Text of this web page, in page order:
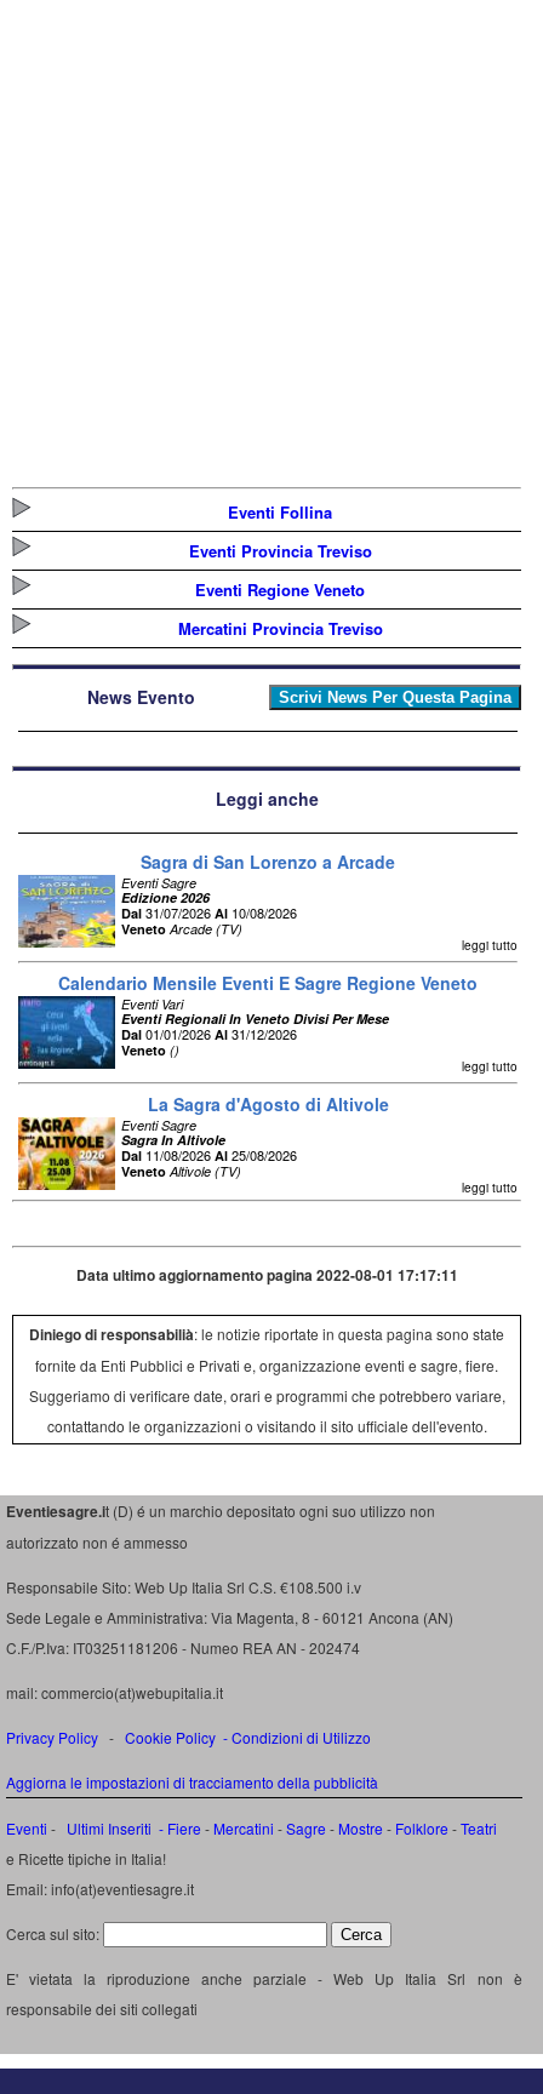
Eventi Follina
Eventi Provincia Treviso
Eventi Regione Veneto
Mercatini Provincia Treviso
News Evento
Leggi anche
Sagra di San Lorenzo a Arcade
Eventi Sagre
Edizione 2026
Dal 31/07/2026 Al 10/08/2026
Veneto Arcade (TV)
leggi tutto
Calendario Mensile Eventi E Sagre Regione Veneto
Eventi Vari
Eventi Regionali In Veneto Divisi Per Mese
Dal 01/01/2026 Al 31/12/2026
Veneto ()
leggi tutto
La Sagra d'Agosto di Altivole
Eventi Sagre
Sagra In Altivole
Dal 11/08/2026 Al 25/08/2026
Veneto Altivole (TV)
leggi tutto
Data ultimo aggiornamento pagina 2022-08-01 17:17:11
Diniego di responsabilià: le notizie riportate in questa pagina sono state
fornite da Enti Pubblici e Privati e, organizzazione eventi e sagre, fiere.
Suggeriamo di verificare date, orari e programmi che potrebbero variare,
contattando le organizzazioni o visitando il sito ufficiale dell'evento.
Eventiesagre.it (D) é un marchio depositato ogni suo utilizzo non
autorizzato non é ammesso
Responsabile Sito: Web Up Italia Srl C.S. €108.500 i.v
Sede Legale e Amministrativa: Via Magenta, 8 - 60121 Ancona (AN)
C.F./P.Iva: IT03251181206 - Numeo REA AN - 202474
mail: commercio(at)webupitalia.it
Privacy Policy - Cookie Policy -Condizioni di Utilizzo
Aggiorna le impostazioni di tracciamento della pubblicità
Eventi - Ultimi Inseriti - Fiere - Mercatini -Sagre - Mostre - Folklore -Teatri
e Ricette tipiche in Italia!
Email: info(at)eventiesagre.it
Cerca sul sito:
E' vietata la riproduzione anche parziale - Web Up Italia Srl non è
responsabile dei siti collegati